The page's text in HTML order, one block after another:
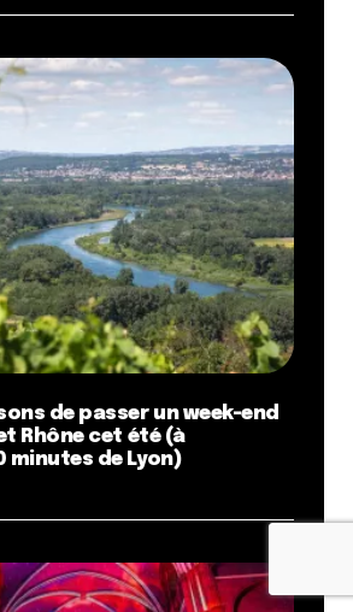
de passer un week-end
Rhône cet été (à
minutes de Lyon)